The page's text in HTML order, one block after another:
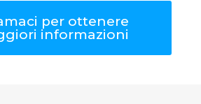
per ottenere
informazioni